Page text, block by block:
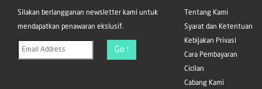
Silakan berlangganan newsletter kami untuk
mendapatkan penawaran ekslusif.
Go !
Tentang Kami
Syarat dan Ketentuan
Kebijakan Privasi
Cara Pembayaran
Cicilan
Cabang Kami